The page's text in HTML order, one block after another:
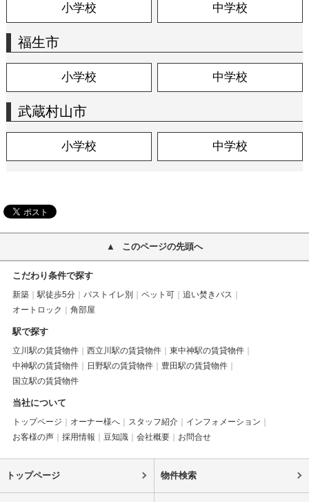
小学校 中学校
福生市
小学校 中学校
武蔵村山市
小学校 中学校
このページの先頭へ
こだわり条件で探す
新築 駅徒歩5分 バストイレ別 ペット可
追い焚きバス
オートロック
角部屋
駅で探す
立川駅の賃貸物件 西立川駅の賃貸物件
東中神駅の賃貸物件
中神駅の賃貸物件
日野駅の賃貸物件
豊田駅の賃貸物件
国立駅の賃貸物件
当社について
トップページ オーナー様へ スタッフ紹介
インフォメーション
お客様の声
採用情報 豆知識 会社概要 お問合せ
トップページ 物件検索